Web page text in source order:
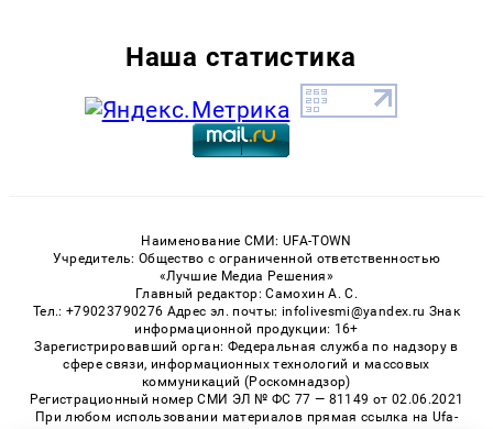
Наша статистика
Наименование СМИ: UFA-TOWN
Учредитель: Общество с ограниченной ответственностью
«Лучшие Медиа Решения»
Главный редактор: Самохин А. С.
Тел.: +79023790276 Адрес эл. почты: infolivesmi@yandex.ru Знак
информационной продукции: 16+
Зарегистрировавший орган: Федеральная служба по надзору в
сфере связи, информационных технологий и массовых
коммуникаций (Роскомнадзор)
Регистрационный номер СМИ ЭЛ № ФС 77 — 81149 от 02.06.2021
При любом использовании материалов прямая ссылка на Ufa-